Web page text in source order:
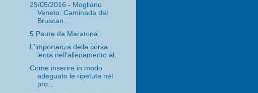
29/05/2016 - Mogliano
Veneto: Caminada del
Bruscan...
5 Paure da Maratona
L'importanza della corsa
lenta nell'allenamento al...
Come inserire in modo
adeguato le ripetute nel
pro...